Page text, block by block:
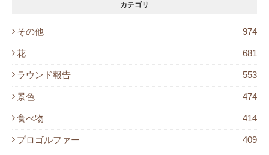
カテゴリ
その他 974
花 681
ラウンド報告 553
景色 474
食べ物 414
プロゴルファー 409